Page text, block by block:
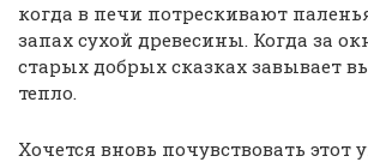
когда в печи потрескивают
запах сухой древесины. Когда за
старых добрых сказках завывает
тепло.
Хочется вновь почувствовать